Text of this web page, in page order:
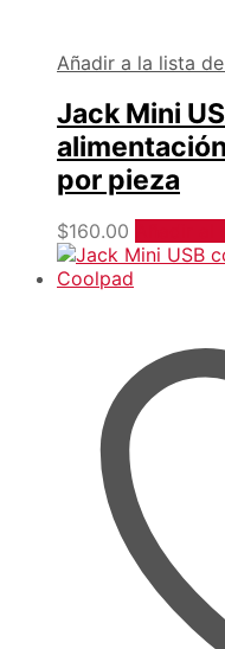
Añadir a la lista
Jack Mini
por pieza
$160.00